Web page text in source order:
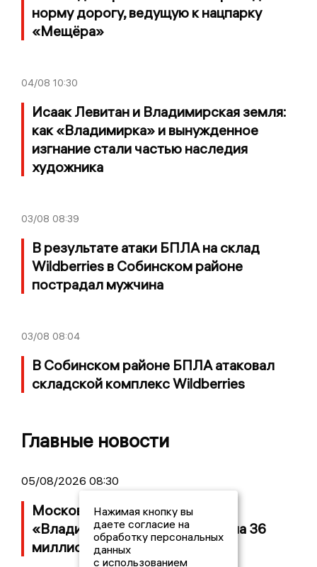
норму дорогу, ведущую к нацпарку
«Мещёра»
04/08 10:30
Исаак Левитан и Владимирская земля:
как «Владимирка» и вынужденное
изгнание стали частью наследия
художника
03/08 08:39
В результате атаки БПЛА на склад
Wildberries в Собинском районе
пострадал мужчина
03/08 08:04
В Собинском районе БПЛА атаковал
складской комплекс Wildberries
Главные новости
05/08/2026 08:30
Московский ЧОП подал иск к
«Владимирскому стандарту» на 36
миллионов рублей
Нажимая кнопку вы
даете согласие на
обработку персональных
данных
с использованием